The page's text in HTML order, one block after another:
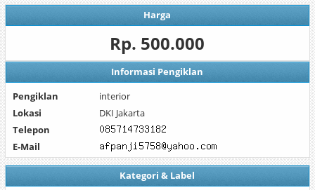
Harga
Rp. 500.000
Informasi Pengiklan
Pengiklan
interior
Lokasi
DKI Jakarta
Telepon
E-Mail
Kategori & Label